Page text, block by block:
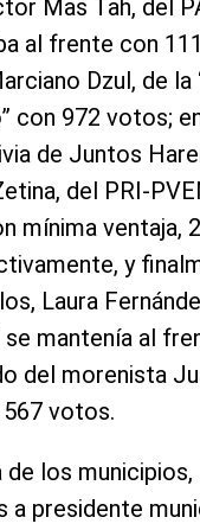
Mas Tah, del
al frente con
Dzul, de la
con 972 votos;
de Juntos
del PRI-
mínima ventaja,
y
Laura
se mantenía al
del morenista
votos.
de los municipios,
a presidente